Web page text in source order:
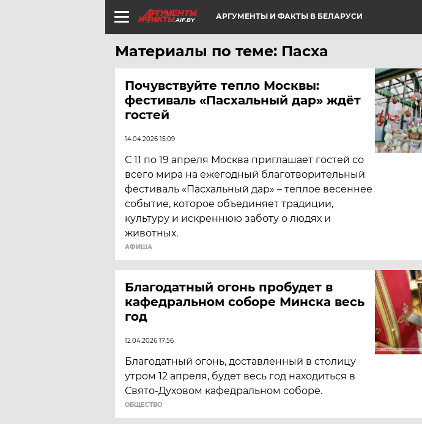
AIF.BY АРГУМЕНТЫ И ФАКТЫ В БЕЛАРУСИ
Материалы по теме: Пасха
Почувствуйте тепло Москвы:
фестиваль «Пасхальный дар» ждёт
гостей
14.04.2026 15:09
С 11 по 19 апреля Москва приглашает гостей со
всего мира на ежегодный благотворительный
фестиваль «Пасхальный дар» – теплое весеннее
событие, которое объединяет традиции,
культуру и искреннюю заботу о людях и
животных.
АФИША
Благодатный огонь пробудет в
кафедральном соборе Минска весь
год
12.04.2026 17:56
Благодатный огонь, доставленный в столицу
утром 12 апреля, будет весь год находиться в
Свято-Духовом кафедральном соборе.
ОБЩЕСТВО